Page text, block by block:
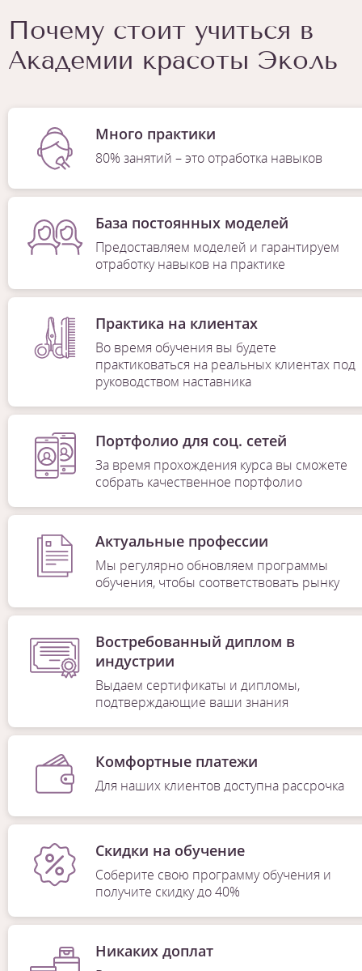
Почему стоит учиться в
Академии красоты Эколь
Много практики
80% занятий – это отработка навыков
База постоянных моделей
Предоставляем моделей и гарантируем
отработку навыков на практике
Практика на клиентах
Во время обучения вы будете
практиковаться на реальных клиентах под
руководством наставника
Портфолио для соц. сетей
За время прохождения курса вы сможете
собрать качественное портфолио
Актуальные профессии
Мы регулярно обновляем программы
обучения, чтобы соответствовать рынку
Востребованный диплом в
индустрии
Выдаем сертификаты и дипломы,
подтверждающие ваши знания
Комфортные платежи
Для наших клиентов доступна рассрочка
Скидки на обучение
Соберите свою программу обучения и
получите скидку до 40%
Никаких доплат